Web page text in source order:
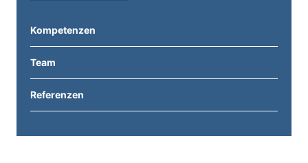
Kompetenzen
Team
Referenzen